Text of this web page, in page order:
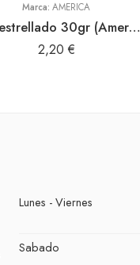
Marca: AMERICA
Anis estrellado 30gr (America)
2,20 €
Lunes - Viernes
Sabado